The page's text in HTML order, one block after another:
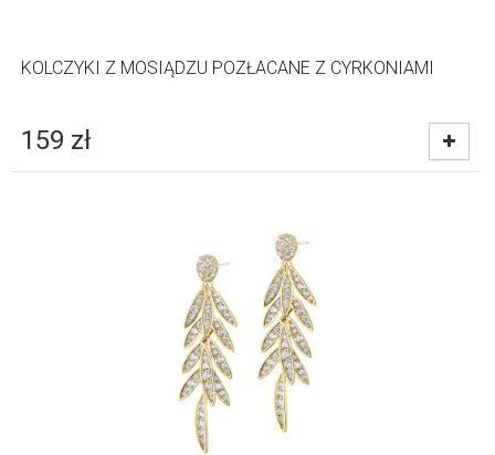
KOLCZYKI Z MOSIĄDZU POZŁACANE Z CYRKONIAMI
159 zł